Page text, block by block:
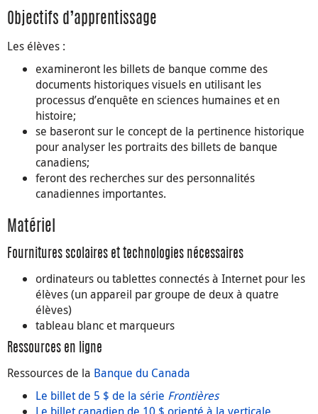
Objectifs d’apprentissage
Les élèves :
examineront les billets de banque comme des
documents historiques visuels en utilisant les
processus d’enquête en sciences humaines et en
histoire;
se baseront sur le concept de la pertinence historique
pour analyser les portraits des billets de banque
canadiens;
feront des recherches sur des personnalités
canadiennes importantes.
Matériel
Fournitures scolaires et technologies nécessaires
ordinateurs ou tablettes connectés à Internet pour les
élèves (un appareil par groupe de deux à quatre
élèves)
tableau blanc et marqueurs
Ressources en ligne
Ressources de la Banque du Canada
Le billet de 5 $ de la série Frontières